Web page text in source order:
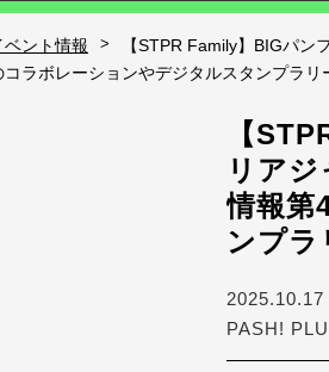
ベント情報 >
【STPR Family】BIGパ
ラボレーションやデジタルスタンプラリ
【
リア
情報第
ンプラ
PASH!